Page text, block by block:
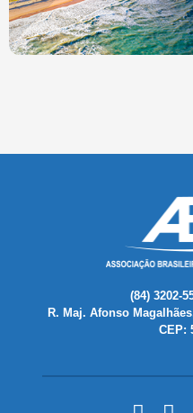
(84) 3202-
R. Maj. Afonso
CEP: